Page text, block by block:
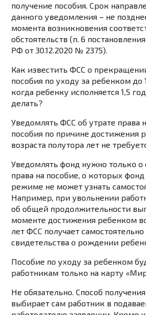
получение пособия. Срок
данного уведомления – не
момента возникновения
обстоятельств (п. 6
РФ от 30.12.2020 № 2375).
Как известить ФСС о
пособия по уходу за ребенком до
когда ребенку исполняется 1,5
делать?
Уведомлять ФСС об утрате права
пособия по причине достижения
возраста полутора лет не
Уведомлять фонд нужно только о
права на пособие, о которых
режиме не может узнать
Например, при увольнении
об общей продолжительности
моменте достижения ребенком
лет ФСС получает
свидетельства о рождении
Пособие по уходу за ребенком
работникам только на карту
Не обязательно. Способ
выбирает сам работник в